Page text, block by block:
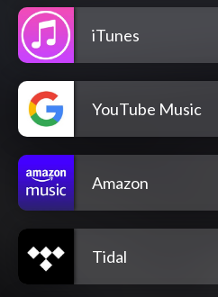
iTunes
YouTube Music
Amazon
Tidal